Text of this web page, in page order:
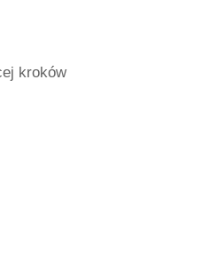
kroków